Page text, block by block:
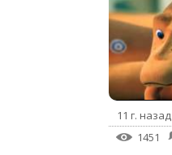
11 г. назад
1451